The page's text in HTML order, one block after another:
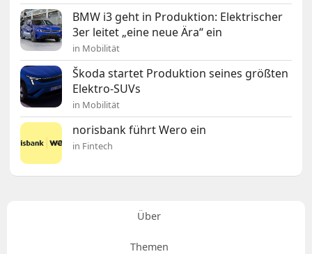
BMW i3 geht in Produktion: Elektrischer
3er leitet „eine neue Ära“ ein
in Mobilität
Škoda startet Produktion seines größten
Elektro-SUVs
in Mobilität
norisbank führt Wero ein
in Fintech
Über
Themen